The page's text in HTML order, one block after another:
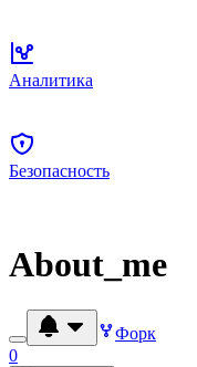
Аналитика
Безопасность
About_me
Форк
0